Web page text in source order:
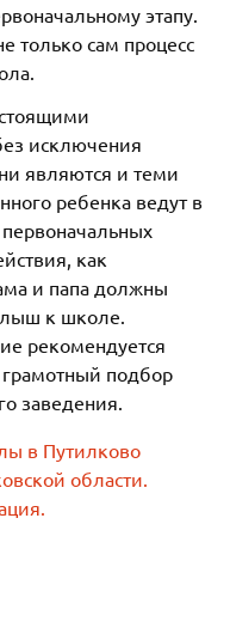
этапу.
только сам процесс
исключения
являются и теми
ребенка ведут в
как
и папа должны
к школе.
рекомендуется
грамотный подбор
заведения.
в Путилково
области.